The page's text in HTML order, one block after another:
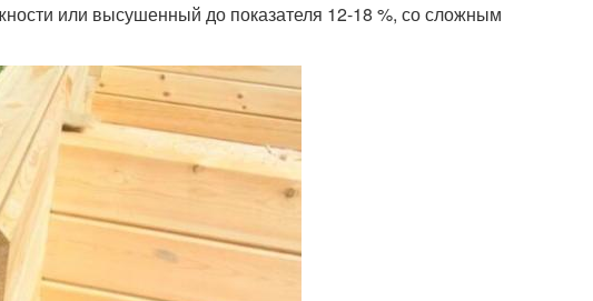
или высушенный до показателя 12-18 %, со сложным